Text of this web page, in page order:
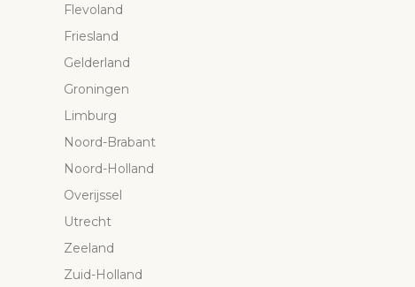
Flevoland
Friesland
Gelderland
Groningen
Limburg
Noord-Brabant
Noord-Holland
Overijssel
Utrecht
Zeeland
Zuid-Holland